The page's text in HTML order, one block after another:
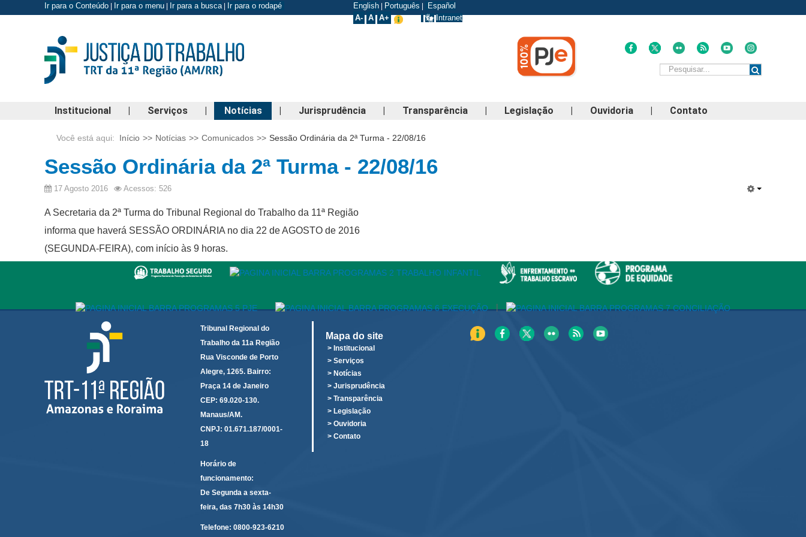
Ir para o Conteúdo Ir para o menu Ir para a busca| Ir para o rodapé English Português
Español
A- A A+ Intranet
Institucional | Serviços | Notícias | Jurisprudência | Transparência | Legislação | Ouvidoria | Contato
Você está aqui: Início >> Notícias >> Comunicados >> Sessão Ordinária da 2ª Turma - 22/08/16
Sessão Ordinária da 2ª Turma - 22/08/16
17 Agosto 2016 Acessos: 526
A Secretaria da 2ª Turma do Tribunal Regional do Trabalho da 11ª Região
informa que haverá SESSÃO ORDINÁRIA no dia 22 de AGOSTO de 2016
(SEGUNDA-FEIRA), com início às 9 horas.
|
Tribunal Regional do
Trabalho da 11a Região
Rua Visconde de Porto
Alegre, 1265. Bairro:
Praça 14 de Janeiro
CEP: 69.020-130.
Manaus/AM.
CNPJ: 01.671.187/0001-
18
Horário de
funcionamento:
De Segunda a sexta-
feira, das 7h30 às 14h30
Telefone: 0800-923-6210
Mapa do site
> Institucional
> Serviços
> Notícias
> Jurisprudência
> Transparência
> Legislação
> Ouvidoria
> Contato